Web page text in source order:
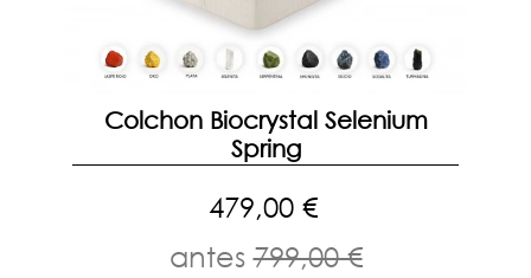
Colchon Biocrystal Selenium
Spring
479,00 €
antes799,00 €